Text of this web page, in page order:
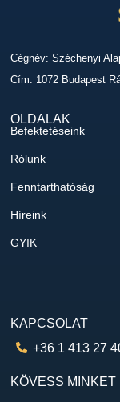
Cégnév: Széchenyi
Cím: 1072 Budapest
OLDALAK
Befektetéseink
Rólunk
Fenntarthatóság
Híreink
GYIK
KAPCSOLAT
+36 1 413 27
KÖVESS MINKET